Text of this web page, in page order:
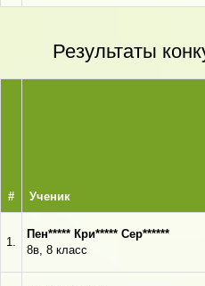
Результаты
# Ученик
1.
Пен***** Кри***** Сер******
8в, 8 класс